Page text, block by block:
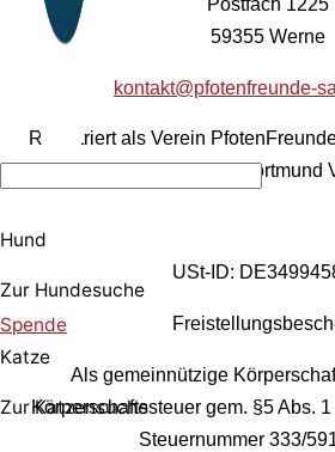
Hund
Zur Hundesuche
Spende
Katze
Zur Katzensuche
Postfach 1225
59355 Werne
kontakt@pfotenfreunde-
Registriert als Verein
Amtsgericht Dortmund
USt-ID:
Als gemeinnützige
Körperschaftssteuer gem. §5 Abs.
Steuernummer 333/